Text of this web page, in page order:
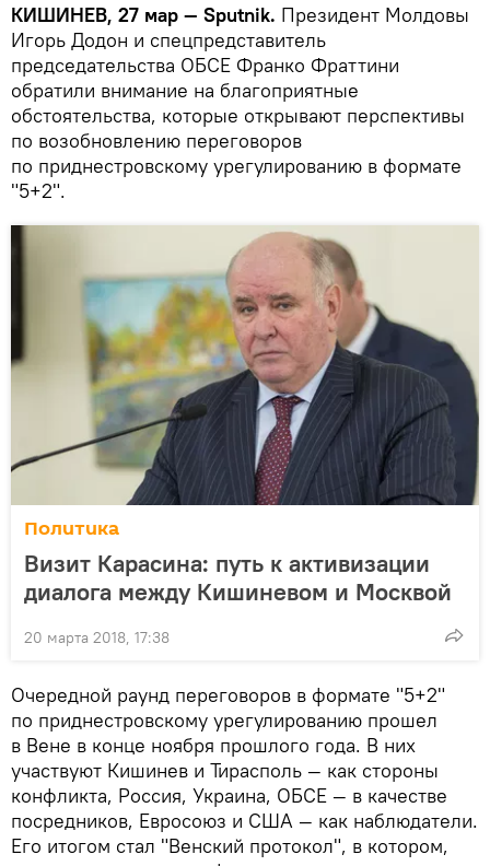
КИШИНЕВ, 27 мар — Sputnik. Президент Молдовы
Игорь Додон и спецпредставитель
председательства ОБСЕ Франко Фраттини
обратили внимание на благоприятные
обстоятельства, которые открывают перспективы
по возобновлению переговоров
по приднестровскому урегулированию в формате
"5+2".
Политика
Визит Карасина: путь к активизации
диалога между Кишиневом и Москвой
20 марта 2018, 17:38
Очередной раунд переговоров в формате "5+2"
по приднестровскому урегулированию прошел
в Вене в конце ноября прошлого года. В них
участвуют Кишинев и Тирасполь — как стороны
конфликта, Россия, Украина, ОБСЕ — в качестве
посредников, Евросоюз и США — как наблюдатели.
Его итогом стал "Венский протокол", в котором,